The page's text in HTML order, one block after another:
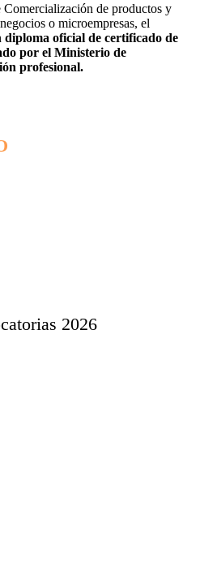
de productos y
o microempresas, el
diploma oficial de certificado de
por el Ministerio de
profesional.
2026